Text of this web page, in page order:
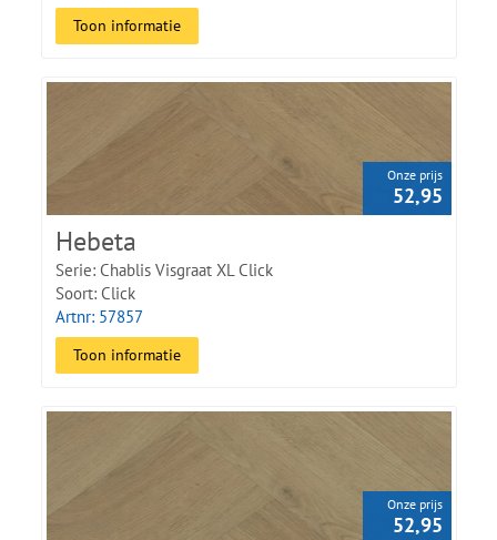
Toon informatie
Onze prijs
52,95
Hebeta
Serie: Chablis Visgraat XL Click
Soort: Click
Artnr: 57857
Toon informatie
Onze prijs
52,95